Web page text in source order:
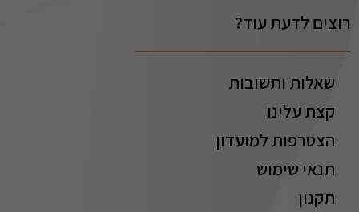
רוצים לדעת עוד?
שאלות ותשובות
קצת עלינו
הצטרפות למועדון
תנאי שימוש
תקנון